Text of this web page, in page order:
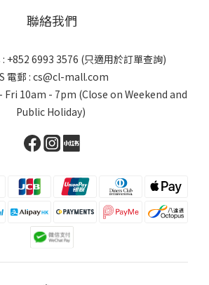
聯絡我們
+852 6993 3576 (只適用於訂單查詢)
電郵 : cs@cl-mall.com
Fri 10am - 7pm (Close on Weekend and
Public Holiday)